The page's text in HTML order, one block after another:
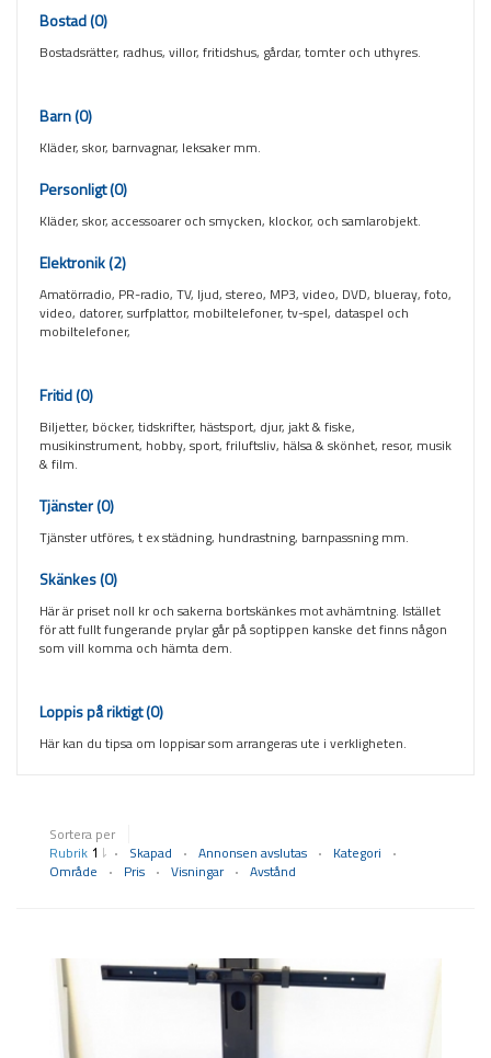
Bostad(0)
Bostadsrätter, radhus, villor, fritidshus, gårdar, tomter och uthyres.
Barn(0)
Kläder, skor, barnvagnar, leksaker mm.
Personligt(0)
Kläder, skor, accessoarer och smycken, klockor, och samlarobjekt.
Elektronik(2)
Amatörradio, PR-radio, TV, ljud, stereo, MP3, video, DVD, blueray, foto,
video, datorer, surfplattor, mobiltelefoner, tv-spel, dataspel och
mobiltelefoner,
Fritid(0)
Biljetter, böcker, tidskrifter, hästsport, djur, jakt & fiske,
musikinstrument, hobby, sport, friluftsliv, hälsa & skönhet, resor, musik
& film.
Tjänster(0)
Tjänster utföres, t ex städning, hundrastning, barnpassning mm.
Skänkes(0)
Här är priset noll kr och sakerna bortskänkes mot avhämtning. Istället
för att fullt fungerande prylar går på soptippen kanske det finns någon
som vill komma och hämta dem.
Loppis på riktigt(0)
Här kan du tipsa om loppisar som arrangeras ute i verkligheten.
Sortera per
Rubrik
Skapad Annonsen avslutas
Kategori
Område
Pris Visningar Avstånd